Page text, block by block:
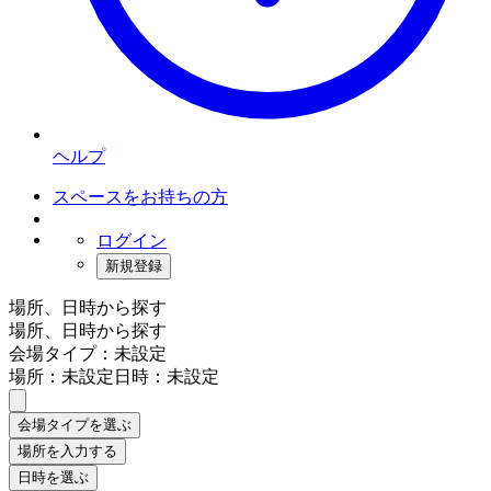
ヘルプ
スペースをお持ちの方
ログイン
新規登録
場所、日時から探す
場所、日時から探す
会場タイプ：未設定
場所：未設定日時：未設定
会場タイプを選ぶ
場所を入力する
日時を選ぶ